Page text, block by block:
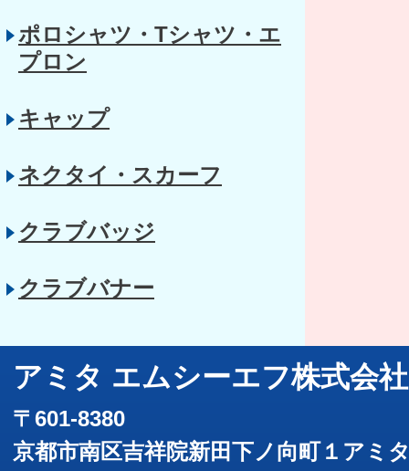
ポロシャツ・Tシャツ・エ
プロン
キャップ
ネクタイ・スカーフ
クラブバッジ
クラブバナー
アミタ エムシーエフ株式会社
〒601-8380
京都市南区吉祥院新田下ノ向町１アミ